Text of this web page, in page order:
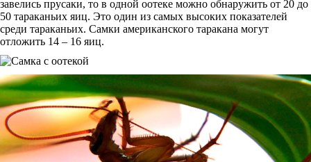
завелись прусаки, то в одной оотеке можно обнаружить от 20 до
50 тараканьих яиц. Это один из самых высоких показателей
среди тараканьих. Самки американского таракана могут
отложить 14 – 16 яиц.